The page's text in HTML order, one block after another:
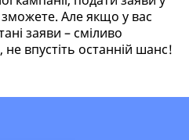
Але якщо у вас
заяви – сміливо
впустіть останній шанс!